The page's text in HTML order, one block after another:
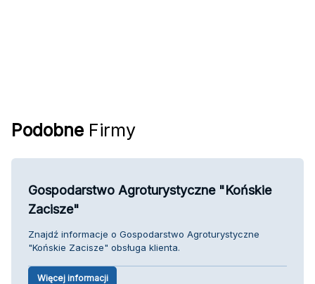
Podobne Firmy
Gospodarstwo Agroturystyczne "Końskie
Zacisze"
Znajdź informacje o Gospodarstwo Agroturystyczne
"Końskie Zacisze" obsługa klienta.
Więcej informacji